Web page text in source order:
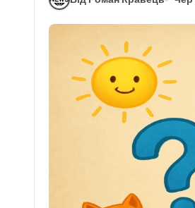
Цікаве
для
Роман